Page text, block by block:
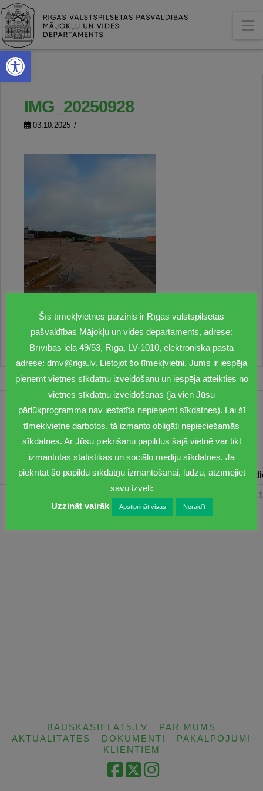
Open toolbar
IMG_20250928
03.10.2025
1201
dmv@riga.lv
Pirmdiena Otrdiena Trešdiena Ceturtdiena
08:00-
BAUSKASIELA15.LV
PAR MUMS
AKTUALITĀTES
DOKUMENTI
PAKALPOJUMI
KLIENTIEM
Facebook
X Instagram
Šīs tīmekļvietnes pārzinis ir Rīgas valstspilsētas
pašvaldības Mājokļu un vides departaments, adrese:
Brīvības iela 49/53, Rīga, LV-1010, elektroniskā pasta
adrese: dmv@riga.lv. Lietojot šo tīmekļvietni, Jums ir iespēja
pieņemt vietnes sīkdatņu izveidošanu un iespēja atteikties no
vietnes sīkdatņu izveidošanas (ja vien Jūsu
pārlūkprogramma nav iestatīta nepieņemt sīkdatnes). Lai šī
tīmekļvietne darbotos, tā izmanto obligāti nepieciešamās
sīkdatnes. Ar Jūsu piekrišanu papildus šajā vietnē var tikt
izmantotas statistikas un sociālo mediju sīkdatnes. Ja
piekrītat šo papildu sīkdatņu izmantošanai, lūdzu, atzīmējiet
savu izvēli:
Uzzināt vairāk
Apstiprināt visas Noraidīt